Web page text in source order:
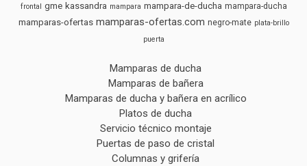
frontal
gme kassandra mampara mampara-de-ducha mampara-ducha
mamparas-ofertas mamparas-ofertas.com negro-mate plata-brillo
puerta
Mamparas de ducha
Mamparas de bañera
Mamparas de ducha y bañera en acrílico
Platos de ducha
Servicio técnico montaje
Puertas de paso de cristal
Columnas y grifería